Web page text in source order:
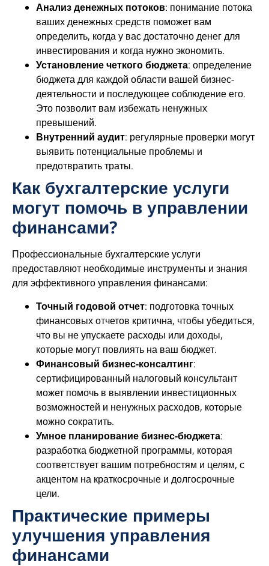
Анализ денежных потоков: понимание потока
ваших денежных средств поможет вам
определить, когда у вас достаточно денег для
инвестирования и​ когда нужно экономить.
Установление четкого бюджета: определение
бюджета для каждой области вашей бизнес-
деятельности и последующее соблюдение его.
Это позволит вам избежать ненужных
превышений.
Внутренний аудит: регулярные проверки могут
выявить потенциальные проблемы и
предотвратить траты.
Как бухгалтерские услуги
могут помочь в управлении
финансами?
Профессиональные бухгалтерские услуги
предоставляют необходимые инструменты и знания
для эффективного управления финансами:
Точный годовой отчет: подготовка точных
финансовых отчетов критична, чтобы убедиться,
что вы не упускаете расходы или доходы,
которые могут повлиять на ваш бюджет.
Финансовый бизнес-консалтинг:
сертифицированный налоговый консультант
может помочь в выявлении инвестиционных
возможностей и ненужных расходов, которые
можно сократить.
Умное планирование бизнес-бюджета:
разработка бюджетной программы, которая
соответствует вашим потребностям и целям, с
акцентом на краткосрочные и долгосрочные
цели.
Практические примеры
улучшения управления
финансами